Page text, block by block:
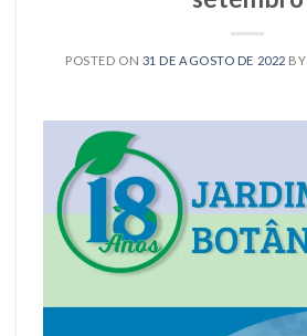
POSTED ON 31 DE AGOSTO DE 2022 BY